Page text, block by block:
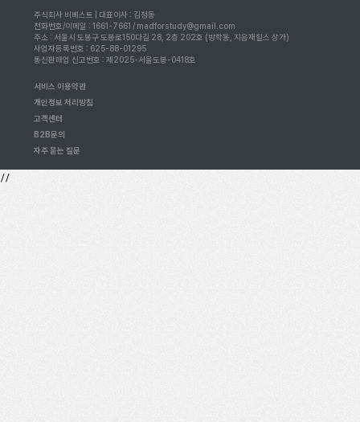
주식회사 비베스트 | 대표이사 : 김정동
전화번호/이메일 : 1661-7661 / madforstudy@gmail.com
주소 : 서울시 도봉구 도봉로150다길 28, 2층 202호 (방학동, 지음재힐스 상가)
사업자등록번호 : 625-88-01295
통신판매업 신고번호 : 제2025-서울도봉-0418호
서비스 이용약관
개인정보 처리방침
고객센터
B2B문의
자주 묻는 질문
//